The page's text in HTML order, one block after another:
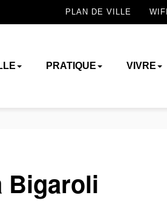
PLAN DE VILLE
PRATIQUE VIVRE
Bigaroli